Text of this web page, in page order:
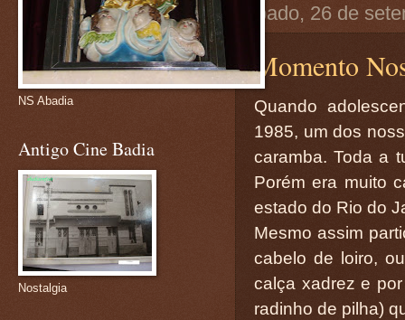
sábado, 26 de
Momento
Quando
1985, um dos
caramba. Toda a
Porém era muito
estado do Rio do
Mesmo assim
cabelo de loiro,
calça xadrez e
radinho de pilha)
NS Abadia
Antigo Cine Badia
Nostalgia